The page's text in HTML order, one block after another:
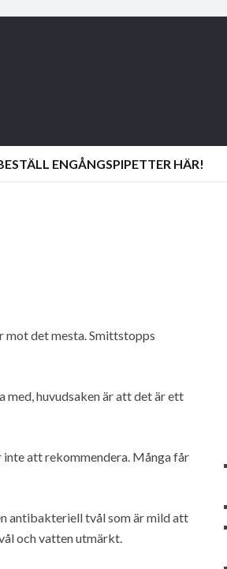
ENGÅNGSPIPETTER HÄR!
mot det mesta. Smittstopps
huvudsaken är att det är ett
att rekommendera. Många får
antibakteriell tvål som är mild att
och vatten utmärkt.